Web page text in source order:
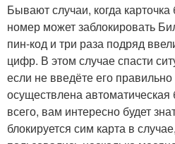
Бывают случаи, когда
номер может заблокировать
пин-код и три раза подряд
цифр. В этом случае спасти
если не введёте его правильно
осуществлена
всего, вам интересно будет
блокируется сим карта в